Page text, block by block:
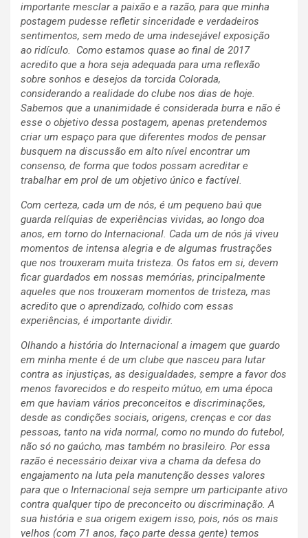
importante mesclar a paixão e a razão, para que minha
postagem pudesse refletir sinceridade e verdadeiros
sentimentos, sem medo de uma indesejável exposição
ao ridículo. Como estamos quase ao final de 2017
acredito que a hora seja adequada para uma reflexão
sobre sonhos e desejos da torcida Colorada,
considerando a realidade do clube nos dias de hoje.
Sabemos que a unanimidade é considerada burra e não é
esse o objetivo dessa postagem, apenas pretendemos
criar um espaço para que diferentes modos de pensar
busquem na discussão em alto nível encontrar um
consenso, de forma que todos possam acreditar e
trabalhar em prol de um objetivo único e factível.
Com certeza, cada um de nós, é um pequeno baú que
guarda relíquias de experiências vividas, ao longo doa
anos, em torno do Internacional. Cada um de nós já viveu
momentos de intensa alegria e de algumas frustrações
que nos trouxeram muita tristeza. Os fatos em si, devem
ficar guardados em nossas memórias, principalmente
aqueles que nos trouxeram momentos de tristeza, mas
acredito que o aprendizado, colhido com essas
experiências, é importante dividir.
Olhando a história do Internacional a imagem que guardo
em minha mente é de um clube que nasceu para lutar
contra as injustiças, as desigualdades, sempre a favor dos
menos favorecidos e do respeito mútuo, em uma época
em que haviam vários preconceitos e discriminações,
desde as condições sociais, origens, crenças e cor das
pessoas, tanto na vida normal, como no mundo do futebol,
não só no gaúcho, mas também no brasileiro. Por essa
razão é necessário deixar viva a chama da defesa do
engajamento na luta pela manutenção desses valores
para que o Internacional seja sempre um participante ativo
contra qualquer tipo de preconceito ou discriminação. A
sua história e sua origem exigem isso, pois, nós os mais
velhos (com 71 anos, faço parte dessa gente) temos